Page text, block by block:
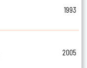
1993
2005